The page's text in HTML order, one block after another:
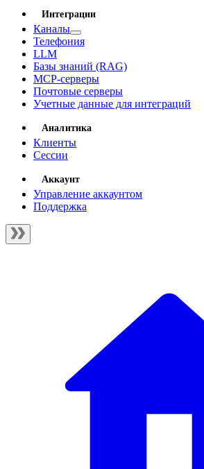
Интеграции
Каналы
Телефония
LLM
Базы знаний (RAG)
MCP-серверы
Почтовые серверы
Учетные данные для интеграций
Аналитика
Клиенты
Сессии
Аккаунт
Управление аккаунтом
Поддержка